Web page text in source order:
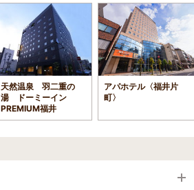
天然温泉 羽二重の
湯 ドーミーイン
PREMIUM福井
アパホテル〈福井片
町〉